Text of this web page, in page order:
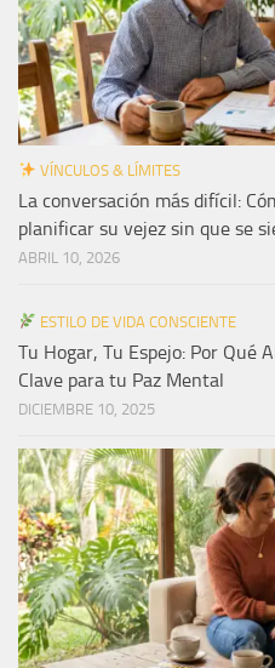
VÍNCULOS & LÍMITES
La conversación más difícil:
planificar su vejez sin que se
ABRIL 10, 2026
ESTILO DE VIDA CONSCIENTE
Tu Hogar, Tu Espejo: Por Qué
Clave para tu Paz Mental
DICIEMBRE 10, 2025